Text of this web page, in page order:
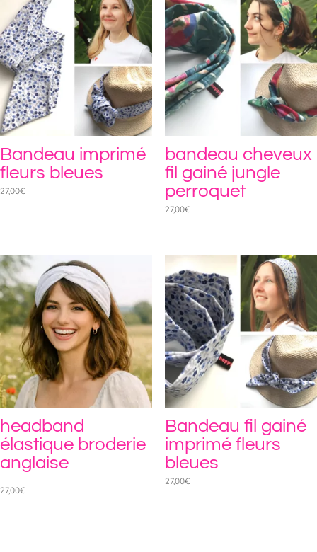
Bandeau imprimé
fleurs bleues
27,00€
bandeau cheveux
fil gainé jungle
perroquet
27,00€
headband
élastique broderie
anglaise
27,00€
Bandeau fil gainé
imprimé fleurs
bleues
27,00€